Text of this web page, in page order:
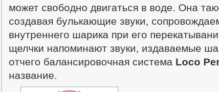
может свободно двигаться в воде. Она
создавая булькающие звуки,
внутреннего шарика при его
щелчки напоминают звуки, издаваемые
отчего балансировочная система Loco
название.